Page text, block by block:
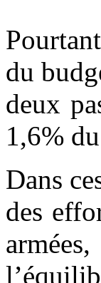
du
deux
1,6%
Dans
des